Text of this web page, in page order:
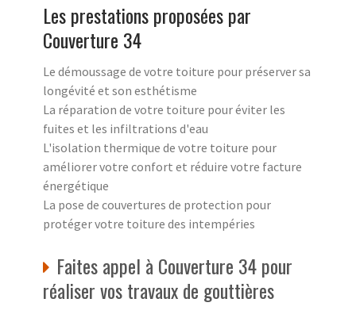
Les prestations proposées par
Couverture 34
Le démoussage de votre toiture pour préserver sa
longévité et son esthétisme
La réparation de votre toiture pour éviter les
fuites et les infiltrations d'eau
L'isolation thermique de votre toiture pour
améliorer votre confort et réduire votre facture
énergétique
La pose de couvertures de protection pour
protéger votre toiture des intempéries
Faites appel à Couverture 34 pour
réaliser vos travaux de gouttières